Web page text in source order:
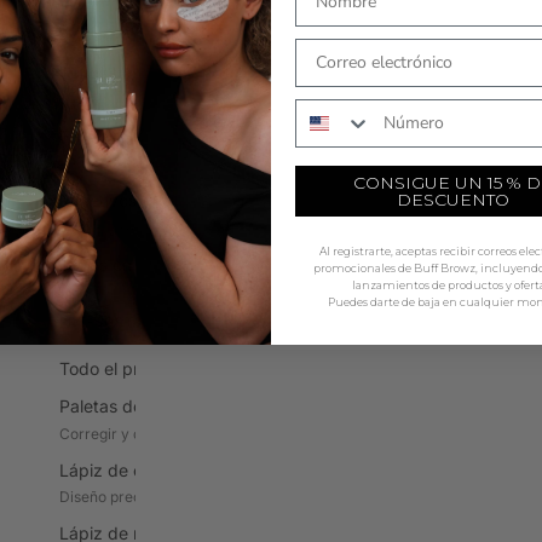
A todo color
Tintes híbridos
Tecnología de tintes, acabado natural
Tintes para cejas y pestañas
Tintes en crema clásicos, 5 tonos
Reactivos y oxidantes
Activadores en crema y líquidos
Tintes en gel
Gel híbrido, color de larga duración
PRE-SORTEO Y ASIGNACIÓN
Todo el proceso previo al sorteo y la elaboración de mapas
Paletas de correctores
Corregir y definir los contornos
Lápiz de cejas
Diseño preciso de las cejas
Lápiz de mapeo
COMPRAR AHORA
CONSIGUE UN 15 %
DESCUENTO
Al registrarte, aceptas recibir correos
promocionales de Buff Browz,
lanzamientos de productos y
Puedes darte de baja en cualquier